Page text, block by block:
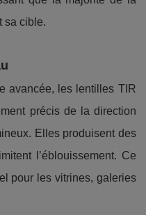
sa cible.
avancée, les lentilles TIR
précis de la direction
Elles produisent des
l’éblouissement. Ce
pour les vitrines, galeries